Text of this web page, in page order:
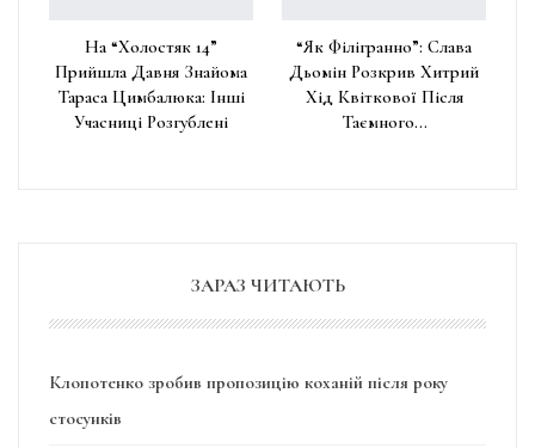
На “Холостяк 14”
Прийшла Давня Знайома
Тараса Цимбалюка: Інші
Учасниці Розгублені
“Як Філігранно”: Слава
Дьомін Розкрив Хитрий
Хід Квіткової Після
Таємного…
ЗАРАЗ ЧИТАЮТЬ
Клопотенко зробив пропозицію коханій після року
стосунків